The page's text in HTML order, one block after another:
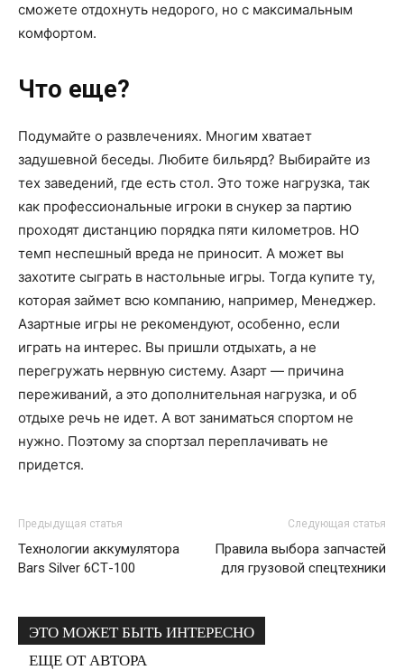
сможете отдохнуть недорого, но с максимальным
комфортом.
Что еще?
Подумайте о развлечениях. Многим хватает
задушевной беседы. Любите бильярд? Выбирайте из
тех заведений, где есть стол. Это тоже нагрузка, так
как профессиональные игроки в снукер за партию
проходят дистанцию порядка пяти километров. НО
темп неспешный вреда не приносит. А может вы
захотите сыграть в настольные игры. Тогда купите ту,
которая займет всю компанию, например, Менеджер.
Азартные игры не рекомендуют, особенно, если
играть на интерес. Вы пришли отдыхать, а не
перегружать нервную систему. Азарт — причина
переживаний, а это дополнительная нагрузка, и об
отдыхе речь не идет. А вот заниматься спортом не
нужно. Поэтому за спортзал переплачивать не
придется.
Предыдущая статья
Технологии аккумулятора
Bars Silver 6СТ-100
Следующая статья
Правила выбора запчастей
для грузовой спецтехники
ЭТО МОЖЕТ БЫТЬ ИНТЕРЕСНО
ЕЩЕ ОТ АВТОРА